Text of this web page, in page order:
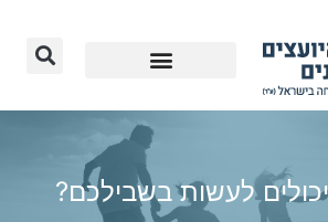
לעשות בשבילכם?